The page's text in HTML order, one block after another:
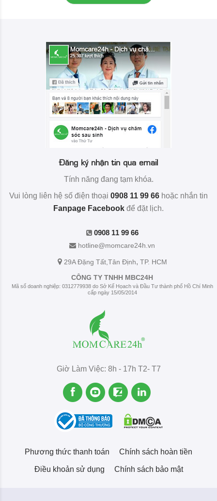
Đăng ký nhận tin qua email
Tính năng đang tạm khóa.
Vui lòng liên hệ số điện thoại 0908 11 99 66 hoặc nhắn tin
Fanpage Facebook để đặt lịch.
0908 11 99 66
hotline@momcare24h.vn
29A Đặng Tất,Tân Định, TP. HCM
CÔNG TY TNHH MBC24H
Mã số doanh nghiệp: 0312779938 do Sở Kế Họach và Đầu Tư thành phố Hồ Chí Minh
cấp ngày 15/05/2014
Giờ Làm Việc: 8h - 17h T2- T7
Phương thức thanh toán Chính sách hoàn tiền
Điều khoản sử dụng Chính sách bảo mật